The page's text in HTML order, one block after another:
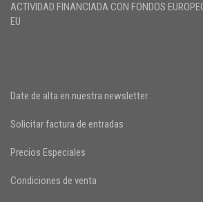
ACTIVIDAD FINANCIADA CON FONDOS
EU
Date de alta en nuestra newsletter
Solicitar factura de entradas
Precios Especiales
Condiciones de venta